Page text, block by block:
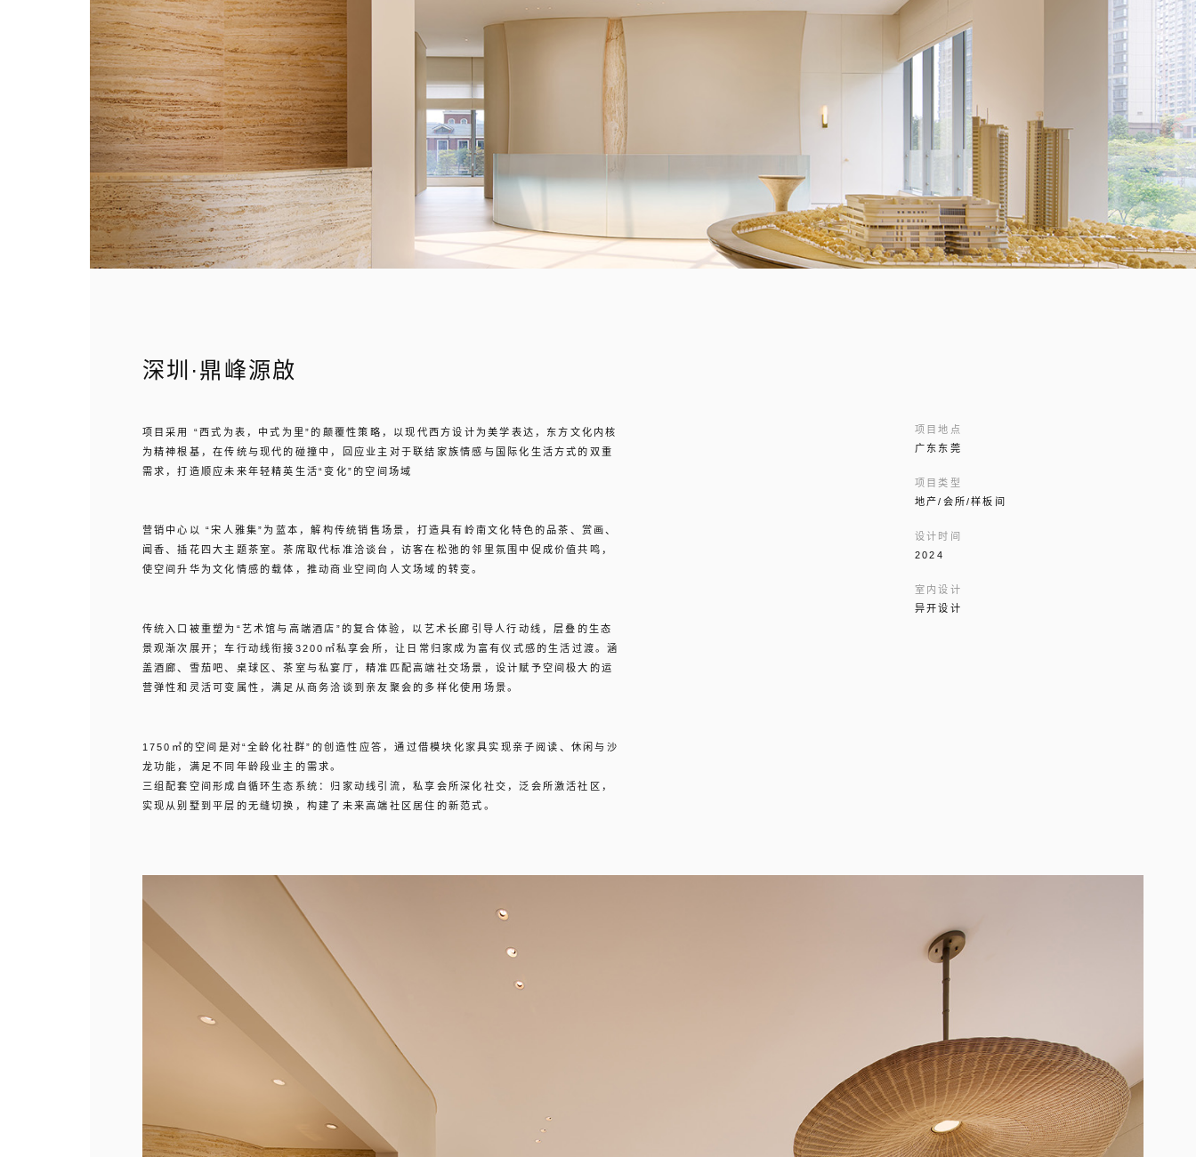
深圳·鼎峰源啟
项目采用 “西式为表，中式为里”的颠覆性策略，以现代西方设计为美学表达，东方文化内核
为精神根基，在传统与现代的碰撞中，回应业主对于联结家族情感与国际化生活方式的双重
需求，打造顺应未来年轻精英生活“变化”的空间场域
营销中心以 “宋人雅集”为蓝本，解构传统销售场景，打造具有岭南文化特色的品茶、赏画、
闻香、插花四大主题茶室。茶席取代标准洽谈台，访客在松弛的邻里氛围中促成价值共鸣，
使空间升华为文化情感的载体，推动商业空间向人文场域的转变。
传统入口被重塑为“艺术馆与高端酒店”的复合体验，以艺术长廊引导人行动线，层叠的生态
景观渐次展开；车行动线衔接3200㎡私享会所，让日常归家成为富有仪式感的生活过渡。涵
盖酒廊、雪茄吧、桌球区、茶室与私宴厅，精准匹配高端社交场景，设计赋予空间极大的运
营弹性和灵活可变属性，满足从商务洽谈到亲友聚会的多样化使用场景。
1750㎡的空间是对“全龄化社群”的创造性应答，通过借模块化家具实现亲子阅读、休闲与沙
龙功能，满足不同年龄段业主的需求。
三组配套空间形成自循环生态系统：归家动线引流，私享会所深化社交，泛会所激活社区，
实现从别墅到平层的无缝切换，构建了未来高端社区居住的新范式。
项目地点
广东东莞
项目类型
地产/会所/样板间
设计时间
2024
室内设计
异开设计